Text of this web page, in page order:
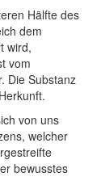
Hälfte des
dem
wird,
vom
Die Substanz
von uns
welcher
bewusstes